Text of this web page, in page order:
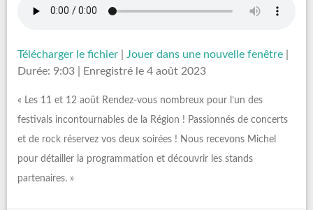
Télécharger le fichier Jouer dans une nouvelle fenêtre
Durée: 9:03
Enregistré le 4 août 2023
« Les 11 et 12 août Rendez-vous nombreux pour l’un des
festivals incontournables de la Région ! Passionnés de concerts
et de rock réservez vos deux soirées ! Nous recevons Michel
pour détailler la programmation et découvrir les stands
partenaires. »